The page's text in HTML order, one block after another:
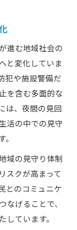
進む地域社会の
と変化していま
犯や施設警備だ
を含む多面的な
は、夜間の見回
活の中での見守
域の見守り体制
スクが高まって
とのコミュニケ
げることで、
ています。